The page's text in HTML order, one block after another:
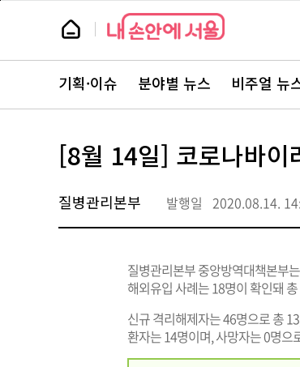
본
뉴
스
뉴
스
주
서
바
로
기획·이슈 분야별 뉴스 비주얼 뉴
[8월 14일] 코로나바이
질병관리본부 발행일 2020.08.14.
질병관리본부 중앙방역대책본부
해외유입 사례는 18명이 확인돼
신규 격리해제자는 46명으로 총
환자는 14명이며, 사망자는 0명
페